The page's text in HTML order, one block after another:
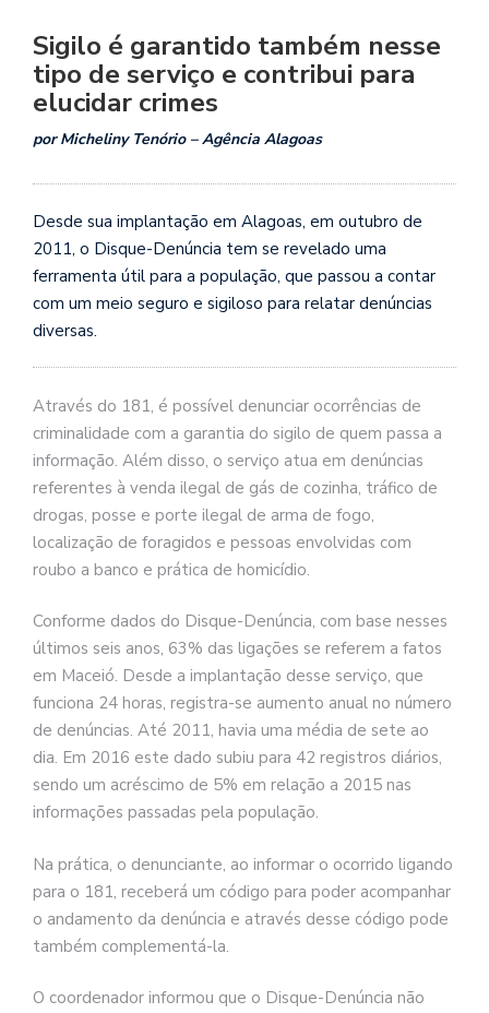
Sigilo é garantido também nesse
tipo de serviço e contribui para
elucidar crimes
por Micheliny Tenório – Agência Alagoas
Desde sua implantação em Alagoas, em outubro de
2011, o Disque-Denúncia tem se revelado uma
ferramenta útil para a população, que passou a contar
com um meio seguro e sigiloso para relatar denúncias
diversas.
Através do 181, é possível denunciar ocorrências de
criminalidade com a garantia do sigilo de quem passa a
informação. Além disso, o serviço atua em denúncias
referentes à venda ilegal de gás de cozinha, tráfico de
drogas, posse e porte ilegal de arma de fogo,
localização de foragidos e pessoas envolvidas com
roubo a banco e prática de homicídio.
Conforme dados do Disque-Denúncia, com base nesses
últimos seis anos, 63% das ligações se referem a fatos
em Maceió. Desde a implantação desse serviço, que
funciona 24 horas, registra-se aumento anual no número
de denúncias. Até 2011, havia uma média de sete ao
dia. Em 2016 este dado subiu para 42 registros diários,
sendo um acréscimo de 5% em relação a 2015 nas
informações passadas pela população.
Na prática, o denunciante, ao informar o ocorrido ligando
para o 181, receberá um código para poder acompanhar
o andamento da denúncia e através desse código pode
também complementá-la.
O coordenador informou que o Disque-Denúncia não